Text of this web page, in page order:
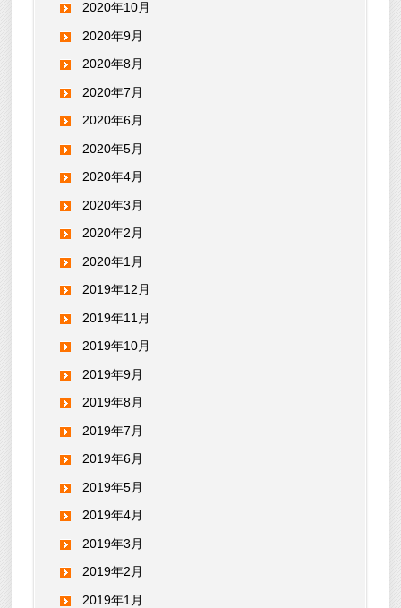
2020年10月
2020年9月
2020年8月
2020年7月
2020年6月
2020年5月
2020年4月
2020年3月
2020年2月
2020年1月
2019年12月
2019年11月
2019年10月
2019年9月
2019年8月
2019年7月
2019年6月
2019年5月
2019年4月
2019年3月
2019年2月
2019年1月